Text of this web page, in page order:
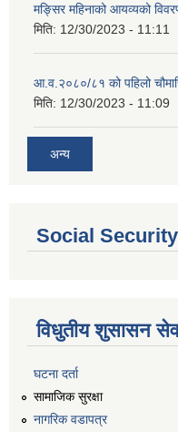
मङ्सिर महिनाको आयव्यको
मिति: 12/30/2023 - 11:11
आ.व.२०८०/८१ को पहिलो
मिति: 12/30/2023 - 11:09
अन्य
Social Security
विधुतीय शुसासन
घटना दर्ता
सामाजिक सुरक्षा
नागरिक वडापत्र